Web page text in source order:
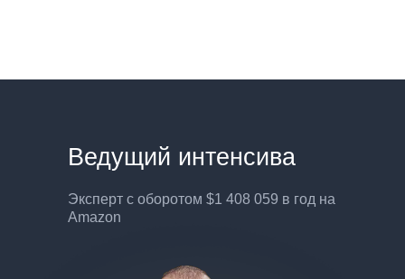
Ведущий интенсива
Эксперт с оборотом $1 408 059 в год на
Amazon